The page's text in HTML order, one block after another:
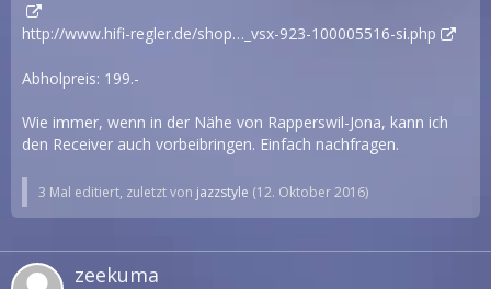
http://www.hifi-regler.de/shop…_vsx-923-100005516-si.php
Abholpreis: 199.-
Wie immer, wenn in der Nähe von Rapperswil-Jona, kann ich
den Receiver auch vorbeibringen. Einfach nachfragen.
3 Mal editiert, zuletzt von jazzstyle (12. Oktober 2016)
zeekuma